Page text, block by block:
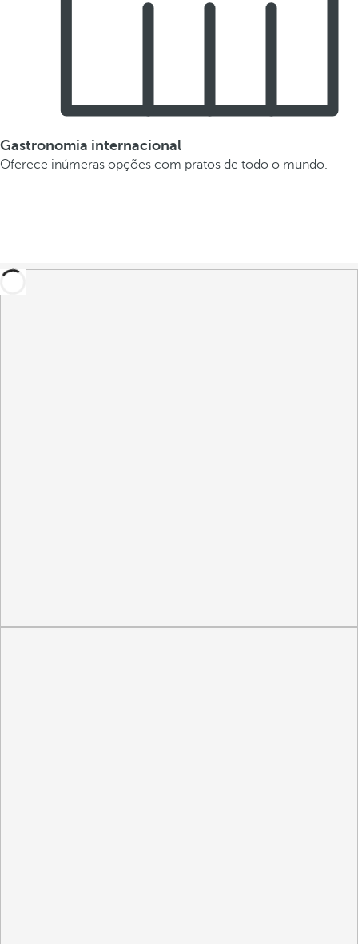
Gastronomia internacional
Oferece inúmeras opções com pratos de todo o mundo.